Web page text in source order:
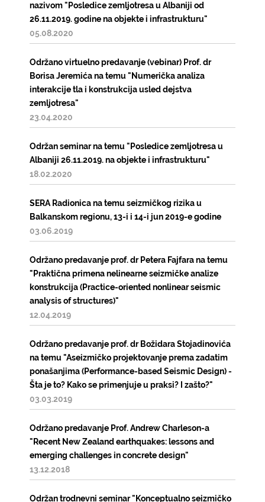
nazivom "Posledice zemljotresa u Albaniji od
26.11.2019. godine na objekte i infrastrukturu"
05.08.2020
Održano virtuelno predavanje (vebinar) Prof. dr
Borisa Jeremića na temu "Numerička analiza
interakcije tla i konstrukcija usled dejstva
zemljotresa"
23.04.2020
Održan seminar na temu "Posledice zemljotresa u
Albaniji 26.11.2019. na objekte i infrastrukturu"
18.02.2020
SERA Radionica na temu seizmičkog rizika u
Balkanskom regionu, 13-i i 14-i jun 2019-e godine
03.06.2019
Održano predavanje prof. dr Petera Fajfara na temu
"Praktična primena nelinearne seizmičke analize
konstrukcija (Practice-oriented nonlinear seismic
analysis of structures)"
12.04.2019
Održano predavanje prof. dr Božidara Stojadinovića
na temu "Aseizmičko projektovanje prema zadatim
ponašanjima (Performance-based Seismic Design) -
Šta je to? Kako se primenjuje u praksi? I zašto?"
03.03.2019
Održano predavanje Prof. Andrew Charleson-a
"Recent New Zealand earthquakes: lessons and
emerging challenges in concrete design"
13.12.2018
Održan trodnevni seminar "Konceptualno seizmičko